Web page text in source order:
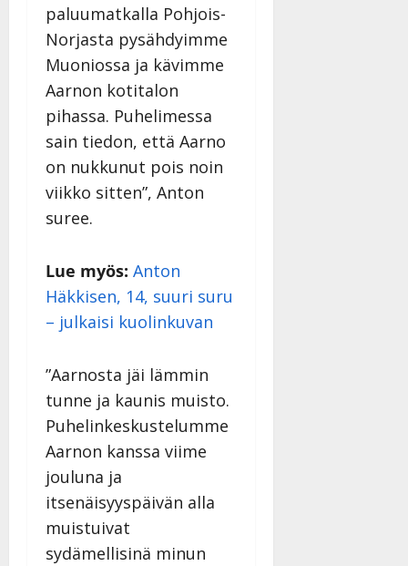
paluumatkalla Pohjois-
Norjasta pysähdyimme
Muoniossa ja kävimme
Aarnon kotitalon
pihassa. Puhelimessa
sain tiedon, että Aarno
on nukkunut pois noin
viikko sitten”, Anton
suree.
Lue myös: Anton
Häkkisen, 14, suuri suru
– julkaisi kuolinkuvan
”Aarnosta jäi lämmin
tunne ja kaunis muisto.
Puhelinkeskustelumme
Aarnon kanssa viime
jouluna ja
itsenäisyyspäivän alla
muistuivat
sydämellisinä minun